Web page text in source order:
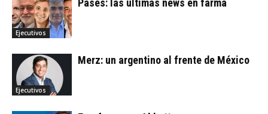
Ejecutivos
Ejecutivos
Merz: un argentino al frente de México